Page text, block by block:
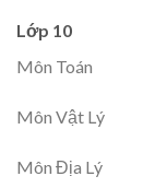
Lớp 10
Môn Toán
Môn Vật Lý
Môn Địa Lý